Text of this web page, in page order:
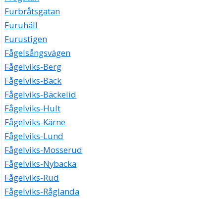
Furbråtsgatan
Furuhäll
Furustigen
Fågelsångsvägen
Fågelviks-Berg
Fågelviks-Bäck
Fågelviks-Bäckelid
Fågelviks-Hult
Fågelviks-Kärne
Fågelviks-Lund
Fågelviks-Mosserud
Fågelviks-Nybacka
Fågelviks-Rud
Fågelviks-Råglanda